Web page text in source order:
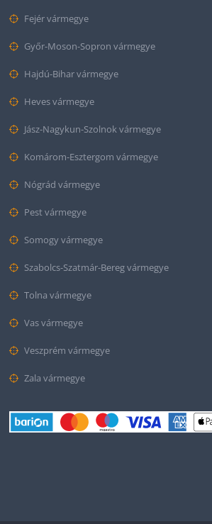
Fejér vármegye
Győr-Moson-Sopron vármegye
Hajdú-Bihar vármegye
Heves vármegye
Jász-Nagykun-Szolnok vármegye
Komárom-Esztergom vármegye
Nógrád vármegye
Pest vármegye
Somogy vármegye
Szabolcs-Szatmár-Bereg vármegye
Tolna vármegye
Vas vármegye
Veszprém vármegye
Zala vármegye